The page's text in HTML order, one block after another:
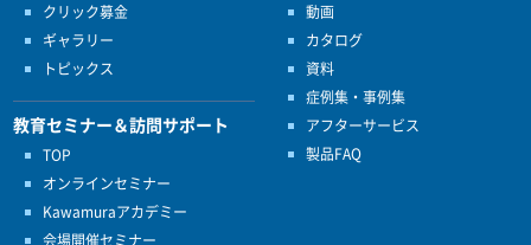
クリック募金
ギャラリー
トピックス
教育セミナー＆訪問サポート
TOP
オンラインセミナー
Kawamuraアカデミー
会場開催セミナー
動画
カタログ
資料
症例集・事例集
アフターサービス
製品FAQ